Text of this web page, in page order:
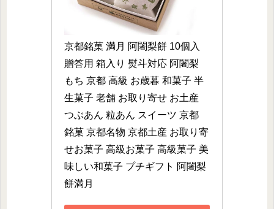
京都銘菓 満月 阿闍梨餅 10個入
贈答用 箱入り 熨斗対応 阿闍梨
もち 京都 高級 お歳暮 和菓子 半
生菓子 老舗 お取り寄せ お土産
つぶあん 粒あん スイーツ 京都
銘菓 京都名物 京都土産 お取り寄
せお菓子 高級お菓子 高級菓子 美
味しい和菓子 プチギフト 阿闍梨
餅満月